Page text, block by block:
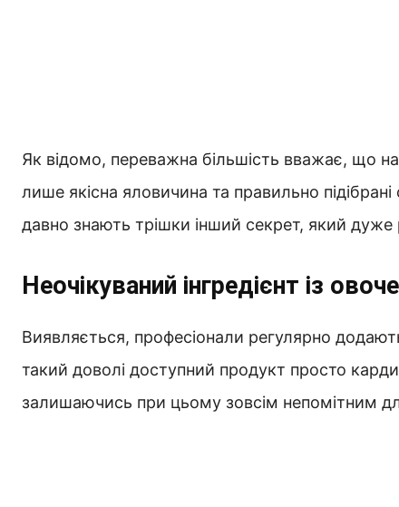
Як відомо, переважна більшість вважає, що
лише якісна яловичина та правильно
давно знають трішки інший секрет, який
Неочікуваний інгредієнт із
Виявляється, професіонали регулярно
такий доволі доступний продукт просто
залишаючись при цьому зовсім непомітним